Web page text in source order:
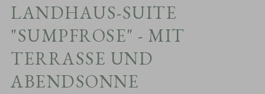
LANDHAUS-SUITE
"SUMPFROSE" - MIT
TERRASSE UND
ABENDSONNE